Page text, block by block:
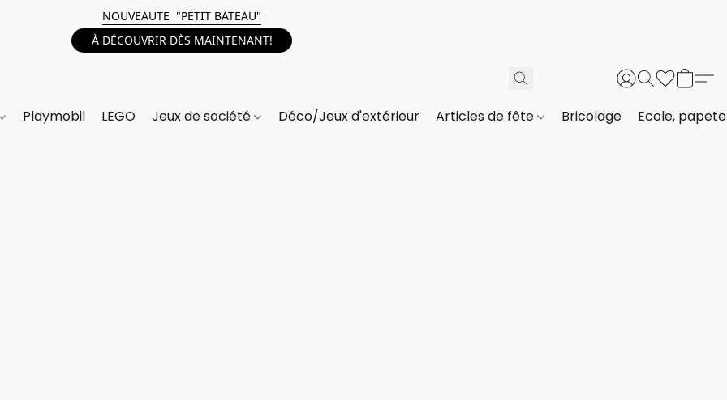
NOUVEAUTE "PETIT BATEAU"
À DÉCOUVRIR DÈS MAINTENANT!
Playmobil LEGO Jeux de société Déco/Jeux d'extérieur Articles de fête Bricolage Ecole,